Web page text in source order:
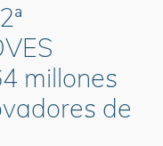
millones
de